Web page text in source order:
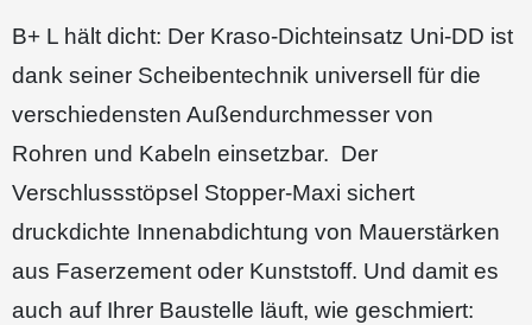
B+ L hält dicht: Der Kraso-Dichteinsatz Uni-DD ist
dank seiner Scheibentechnik universell für die
verschiedensten Außendurchmesser von
Rohren und Kabeln einsetzbar. Der
Verschlussstöpsel Stopper-Maxi sichert
druckdichte Innenabdichtung von Mauerstärken
aus Faserzement oder Kunststoff. Und damit es
auch auf Ihrer Baustelle läuft, wie geschmiert: